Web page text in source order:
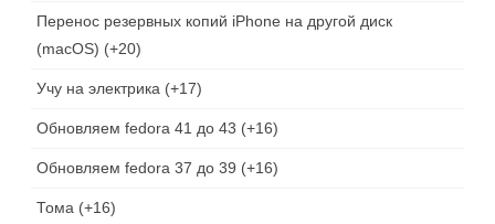
Перенос резервных копий iPhone на другой диск
(macOS)
+20
Учу на электрика +17
Обновляем fedora 41 до 43 +16
Обновляем fedora 37 до 39 +16
Тома +16